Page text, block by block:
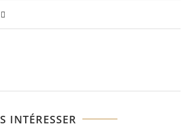
INTÉRESSER